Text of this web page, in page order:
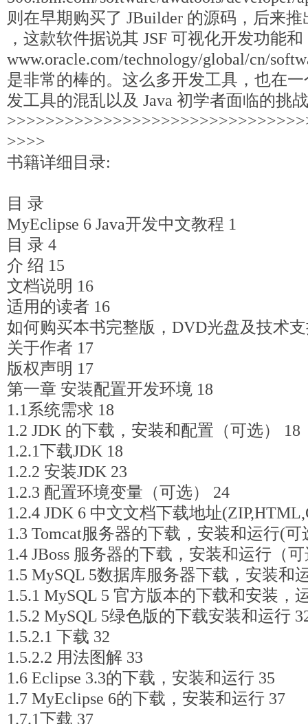
则在早期购买了 JBuilder 的源码，后来推
，这款软件据说其 JSF 可视化开发功能
www.oracle.com/technology/global/cn/
是非常的棒的。这么多开发工具，也在一
发工具的混乱以及 Java 初学者面临的挑
>>>>
书籍详细目录:
目 录
MyEclipse 6 Java开发中文教程 1
目 录 4
介 绍 15
文档说明 16
适用的读者 16
如何购买本书完整版，DVD光盘及技术支
关于作者 17
版权声明 17
第一章 安装配置开发环境 18
1.1系统需求 18
1.2 JDK 的下载，安装和配置（可选） 18
1.2.1下载JDK 18
1.2.2 安装JDK 23
1.2.3 配置环境变量（可选） 24
1.2.4 JDK 6 中文文档下载地址
1.3 Tomcat服务器的下载，安装和运行(可
1.4 JBoss 服务器的下载，安装和运行（
1.5 MySQL 5数据库服务器下载，安装和
1.5.1 MySQL 5 官方版本的下载和安装，
1.5.2 MySQL 5绿色版的下载安装和运行
1.5.2.1 下载 32
1.5.2.2 用法图解 33
1.6 Eclipse 3.3的下载，安装和运行 35
1.7 MyEclipse 6的下载，安装和运行 37
1.7.1下载 37